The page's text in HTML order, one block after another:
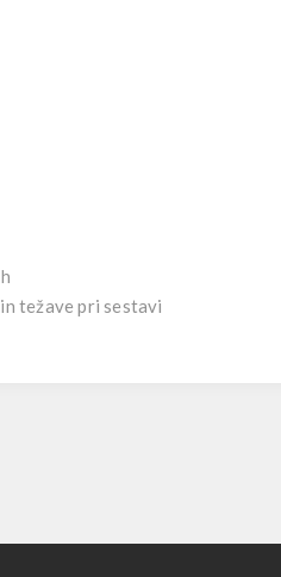
težave pri sestavi